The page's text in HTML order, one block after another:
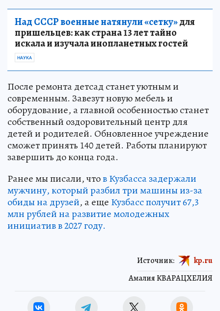
Над СССР военные натянули «сетку»для
пришельцев: как страна 13 лет тайно
искала и изучала инопланетных гостей
НАУКА
После ремонта детсад станет уютным и
современным. Завезут новую мебель и
оборудование, а главной особенностью станет
собственный оздоровительный центр для
детей и родителей. Обновленное учреждение
сможет принять 140 детей. Работы планируют
завершить до конца года.
Ранее мы писали, чтов Кузбасса задержали
мужчину, который разбил три машины из-за
обиды на друзей, а еще Кузбасс получит 67,3
млн рублей на развитие молодежных
инициатив в 2027 году.
Амалия КВАРАЦХЕЛИЯ
Источник: kp.ru